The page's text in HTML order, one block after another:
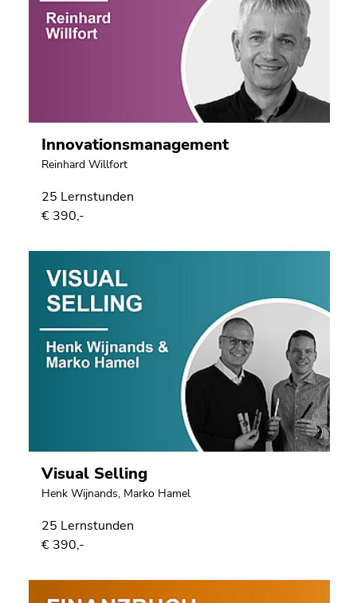
Innovationsmanagement
Reinhard Willfort
25 Lernstunden
€ 390,-
Visual Selling
Henk Wijnands, Marko Hamel
25 Lernstunden
€ 390,-